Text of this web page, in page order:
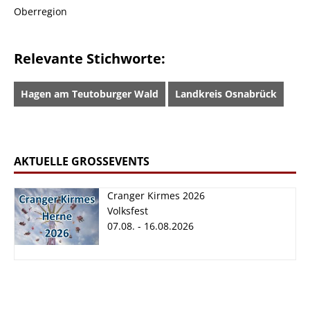
Oberregion
Relevante Stichworte:
Hagen am Teutoburger Wald Landkreis Osnabrück
AKTUELLE GROSSEVENTS
Cranger Kirmes 2026
Volksfest
07.08. - 16.08.2026